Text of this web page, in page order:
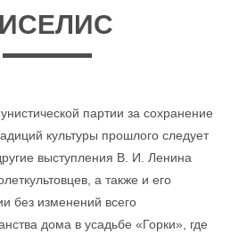
партии за сохранение
культуры прошлого следует
выступления В. И. Ленина
а также и его
без изменений всего
дома в усадьбе «Горки», где